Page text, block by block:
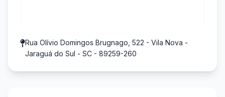
Rua Olívio Domingos Brugnago, 522 - Vila Nova -
Jaraguá do Sul - SC - 89259-260